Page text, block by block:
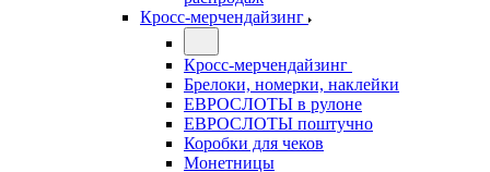
Кросс-мерчендайзинг
Кросс-мерчендайзинг
Брелоки, номерки, наклейки
ЕВРОСЛОТЫ в рулоне
ЕВРОСЛОТЫ поштучно
Коробки для чеков
Монетницы